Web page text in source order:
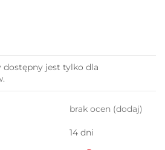
jest tylko dla
brak ocen (dodaj)
14 dni